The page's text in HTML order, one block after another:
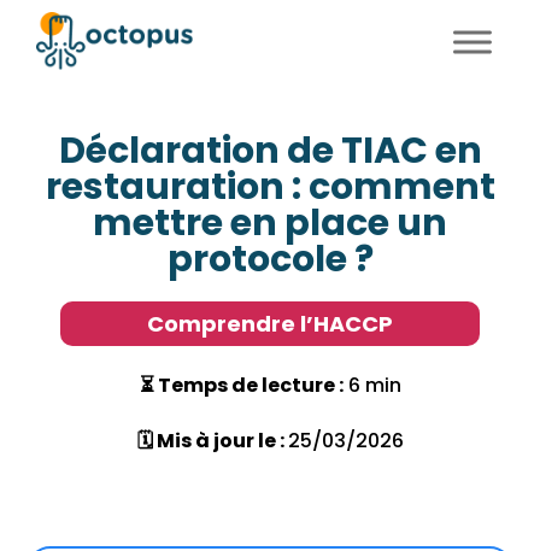
Déclaration de TIAC en
restauration : comment
mettre en place un
protocole ?
Comprendre l’HACCP
⏳ Temps de lecture :6 min
🗓 Mis à jour le :25/03/2026